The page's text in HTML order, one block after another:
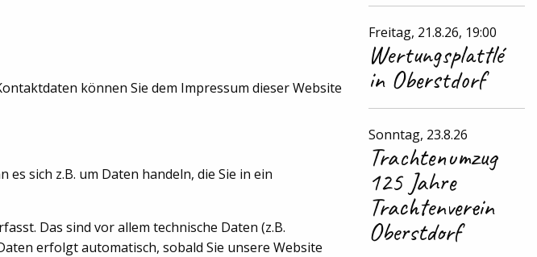
können Sie dem Impressum dieser Website
sich z.B. um Daten handeln, die Sie in ein
Das sind vor allem technische Daten (z.B.
erfolgt automatisch, sobald Sie unsere Website
Freitag, 21.8.26, 19:00
Wertungsplattlé
in Oberstdorf
Sonntag, 23.8.26
Trachtenumzug
125 Jahre
Trachtenverein
Oberstdorf